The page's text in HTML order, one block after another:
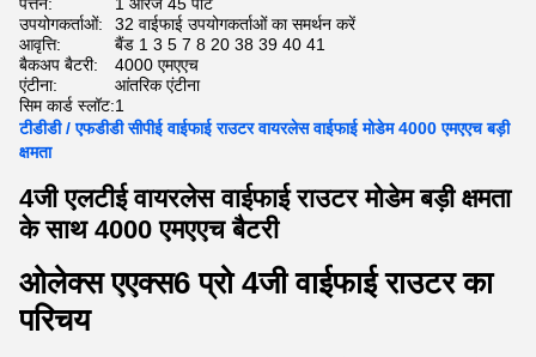
उपयोगकर्ताओं:
32 वाईफाई उपयोगकर्ताओं का समर्थन करें
आवृत्ति:
बैंड 1 3 5 7 8 20 38 39 40 41
बैकअप बैटरी:
4000 एमएएच
एंटीना:
आंतरिक एंटीना
सिम कार्ड स्लॉट:1
टीडीडी / एफडीडी सीपीई वाईफाई राउटर वायरलेस वाईफाई मोडेम 4000 एमएएच बड़ी
क्षमता
4जी एलटीई वायरलेस वाईफाई राउटर मोडेम बड़ी क्षमता
के साथ 4000 एमएएच बैटरी
ओलेक्स एएक्स6 प्रो 4जी वाईफाई राउटर का
परिचय